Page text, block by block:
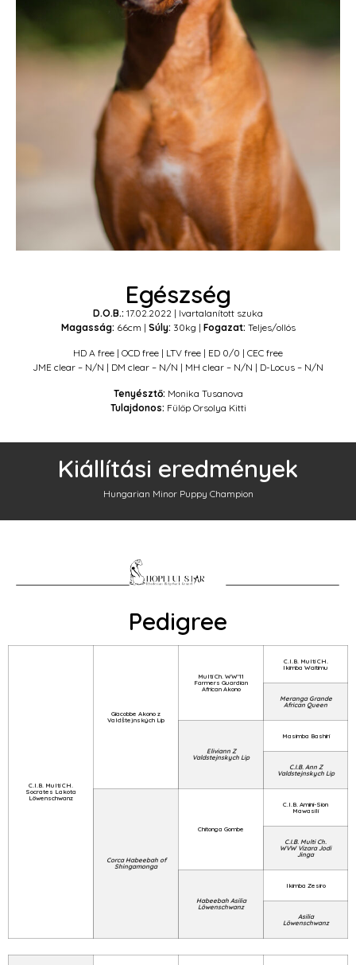
Egészség
D.O.B.: 17.02.2022 | Ivartalanított szuka
Magasság: 66cm | Súly: 30kg | Fogazat: Teljes/ollós
HD A free | OCD free | LTV free | ED 0/0 | CEC free
JME clear – N/N | DM clear – N/N | MH clear – N/N | D-Locus – N/N
Tenyésztő: Monika Tusanova
Tulajdonos: Fülöp Orsolya Kitti
Kiállítási eredmények
Hungarian Minor Puppy Champion
Pedigree
C.I.B. Multi CH.
Socrates Lakota
Löwenschwanz
Giacobbe Akono z
Valdštejnských Lip
Multi Ch. WW'11
Farmers Guardian
African Akono
C.I.B. Multi CH.
Ikimba Waitimu
Meranga Grande
African Queen
Eliviann Z
Valdstejnskych Lip
Masimba Bashiri
C.I.B. Ann Z
Valdstejnskych Lip
Corca Habeebah of
Shingamonga
Chitonga Gombe
C.I.B. Amini-Sion
Mawasili
C.I.B. Multi Ch.
WVW Vizara Jodi
Jinga
Habeebah Asilia
Löwenschwanz
Ikimba Zesiro
Asilia
Löwenschwanz